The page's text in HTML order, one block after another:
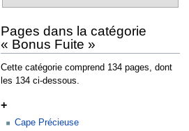
Pages dans la catégorie
« Bonus Fuite »
Cette catégorie comprend 134 pages, dont
les 134 ci-dessous.
+
Cape Précieuse